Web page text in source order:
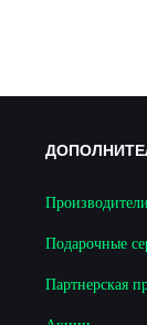
Подарочные
Партнерская